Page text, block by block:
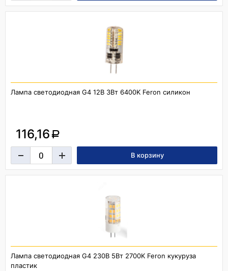
Лампа светодиодная G4 12В 3Вт 6400K Feron силикон
116,16 a
Лампа светодиодная G4 230В 5Вт 2700K Feron кукуруза
пластик